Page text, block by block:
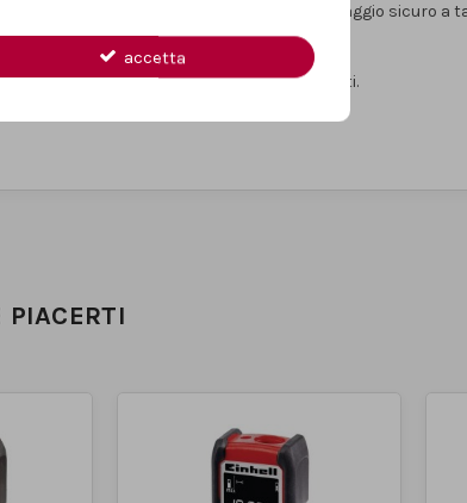
incluso permette il fissaggio sicuro a
maneggevolezza anche in utilizzi prolungati.
PIACERTI
accetta